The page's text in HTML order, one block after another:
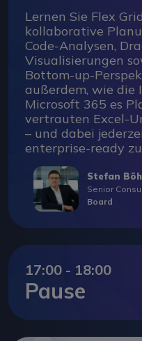
Lernen Sie Flex
kollaborative
Code-Analysen,
Visualisierungen
Bottom-up-
außerdem, wie
Microsoft 365 es
vertrauten Excel-
– und dabei
enterprise-ready
Stefan
Senior
Board
17:00 - 18:00
Pause